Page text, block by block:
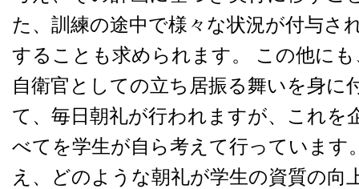
た、訓練の途中で様々な状況が付与さ
することも求められます。 この他に
自衛官としての立ち居振る舞いを身に
て、毎日朝礼が行われますが、これを
べてを学生が自ら考えて行っています
え、どのような朝礼が学生の資質の向